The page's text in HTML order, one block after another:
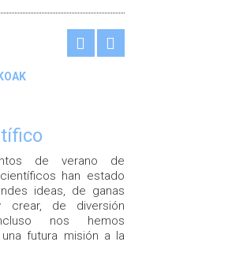
de verano de
han estado
ideas, de ganas
crear, de diversión
nos hemos
futura misión a la